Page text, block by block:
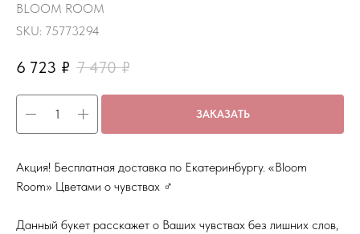
BLOOM ROOM
SKU: 75773294
6 723 ₽ 7 470 ₽
ЗАКАЗАТЬ
Акция! Бесплатная доставка по Екатеринбургу. «Bloom
Room» Цветами о чувствах ‍♂️
Данный букет расскажет о Ваших чувствах без лишних слов,